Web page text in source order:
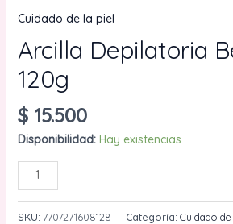
Cuidado de la piel
Arcilla Depilatoria
120g
$15.500
Disponibilidad: Hay existencias
Arcilla
Depilatoria
Bell
SKU: 7707271608128 Categoría: Cuidado